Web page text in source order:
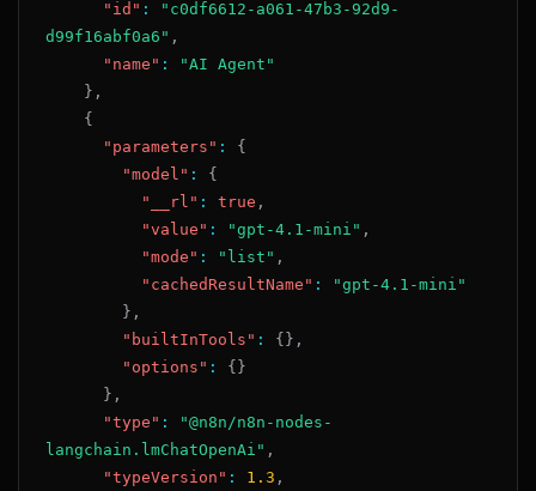
"id" :
"c0df6612-a061-47b3-92d9-
d99f16abf0a6" ,
"name" :
"AI Agent"
} ,
{
"parameters" :
{
"model" :
{
"__rl" : true ,
"value" : "gpt-4.1-mini" ,
"mode" : "list" ,
"cachedResultName" :
"gpt-4.1-mini"
} ,
"builtInTools" : { } ,
"options" : { }
} ,
"type" :
"@n8n/n8n-nodes-
langchain.lmChatOpenAi" ,
"typeVersion" : 1.3 ,